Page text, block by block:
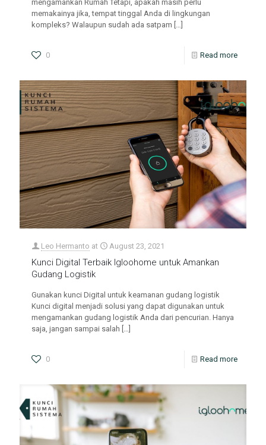
mengamankan Rumah Tetapi, apakah masih perlu
memakainya jika, tempat tinggal Anda di lingkungan
kompleks? Walaupun sudah ada satpam […]
0 Read more
Leo Hermanto at August 23, 2021
Kunci Digital Terbaik Igloohome untuk Amankan
Gudang Logistik
Gunakan kunci Digital untuk keamanan gudang logistik
Kunci digital menjadi solusi yang dapat digunakan untuk
mengamankan gudang logistik Anda dari pencurian. Hanya
saja, jangan sampai salah […]
0 Read more